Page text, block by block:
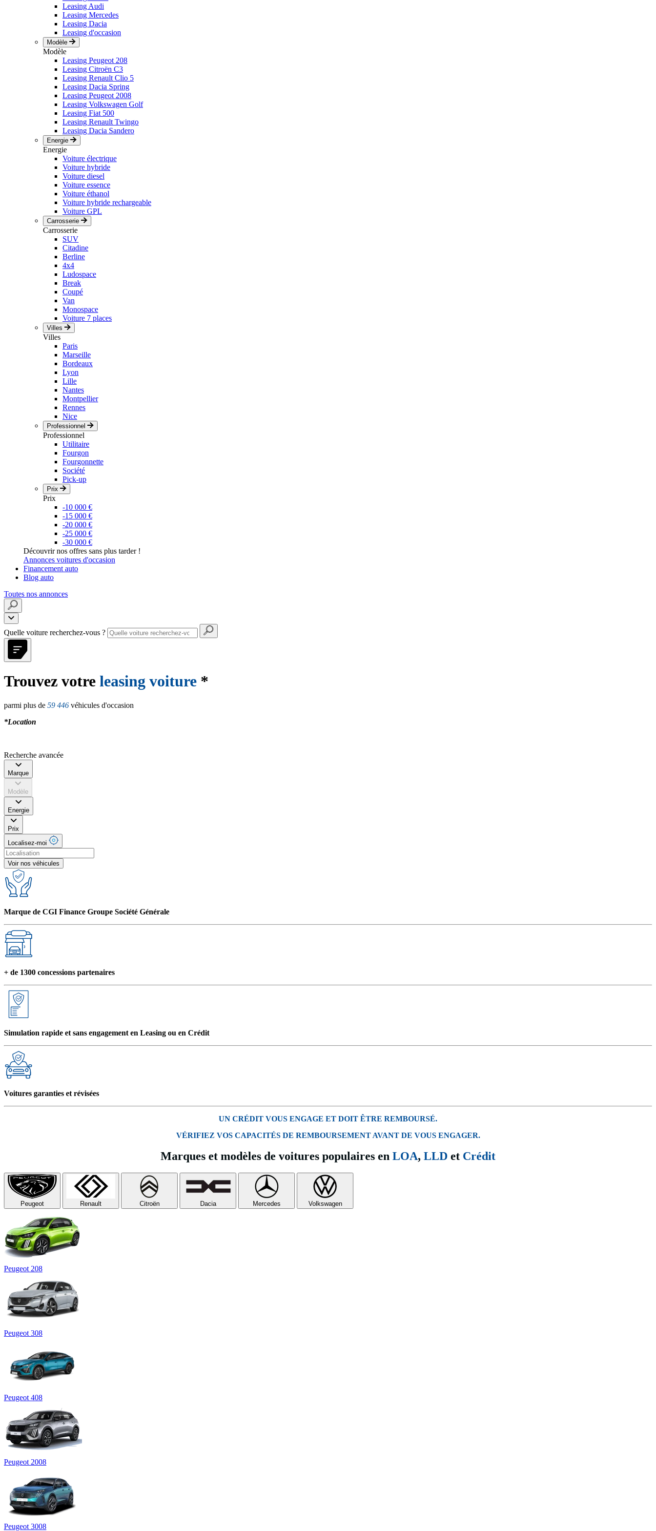
Leasing Audi
Leasing Mercedes
Leasing Dacia
Leasing d'occasion
Modèle
Modèle
Leasing Peugeot 208
Leasing Citroën C3
Leasing Renault Clio 5
Leasing Dacia Spring
Leasing Peugeot 2008
Leasing Volkswagen Golf
Leasing Fiat 500
Leasing Renault Twingo
Leasing Dacia Sandero
Energie
Energie
Voiture électrique
Voiture hybride
Voiture diesel
Voiture essence
Voiture éthanol
Voiture hybride rechargeable
Voiture GPL
Carrosserie
Carrosserie
SUV
Citadine
Berline
4x4
Ludospace
Break
Coupé
Van
Monospace
Voiture 7 places
Villes
Villes
Paris
Marseille
Bordeaux
Lyon
Lille
Nantes
Montpellier
Rennes
Nice
Professionnel
Professionnel
Utilitaire
Fourgon
Fourgonnette
Société
Pick-up
Prix
Prix
-10 000 €
-15 000 €
-20 000 €
-25 000 €
-30 000 €
Découvrir nos offres sans plus tarder !
Annonces voitures d'occasion
Financement auto
Blog auto
Toutes nos annonces
Quelle voiture recherchez-vous ?
Trouvez votre leasing voiture *
parmi plus de 59 446 véhicules d'occasion
*Location
Recherche avancée
Marque
Modèle
Energie
Prix
Localisez-moi
Voir nos véhicules
Marque de CGI Finance Groupe Société Générale
+ de 1300 concessions partenaires
Simulation rapide et sans engagement en Leasing ou en Crédit
Voitures garanties et révisées
UN CRÉDIT VOUS ENGAGE ET DOIT ÊTRE REMBOURSÉ.
VÉRIFIEZ VOS CAPACITÉS DE REMBOURSEMENT AVANT DE VOUS ENGAGER.
Marques et modèles de voitures populaires en LOA, LLD et Crédit
Peugeot Renault Citroën Dacia Mercedes Volkswagen
Peugeot 208
Peugeot 308
Peugeot 408
Peugeot 2008
Peugeot 3008